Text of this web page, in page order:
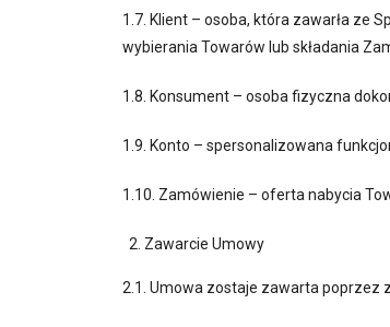
1.7. Klient – osoba, która zawarła ze
wybierania Towarów lub składania
1.8. Konsument – osoba fizyczna
1.9. Konto – spersonalizowana
1.10. Zamówienie – oferta nabycia
Zawarcie Umowy
2.1. Umowa zostaje zawarta poprzez